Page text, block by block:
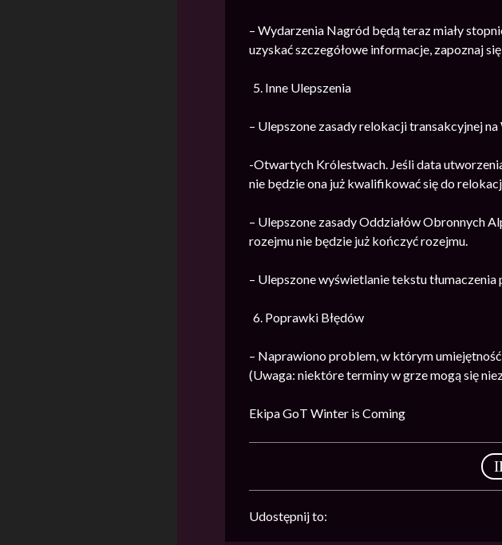
– Wydarzenia Nagród będą teraz miały
uzyskać szczegółowe informacje, zapoznaj
Inne Ulepszenia
– Ulepszone zasady relokacji transakcyjnej na
-Otwartych Królestwach. Jeśli data
nie będzie ona już kwalifikować się do
– Ulepszone zasady Oddziałów Obronnych
rozejmu nie będzie już kończyć rozejmu.
– Ulepszone wyświetlanie tekstu tłumaczenia
Poprawki Błędów
– Naprawiono problem, w którym umiejętność
(Uwaga: niektóre terminy w grze mogą się
Ekipa GoT Winter is Coming
Udostępnij to: